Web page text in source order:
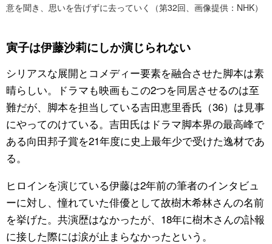
意を聞き、思いを告げずに去っていく（第32回、画像提供：NHK）
寅子は伊藤沙莉にしか演じられない
シリアスな展開とコメディー要素を融合させた脚本は素
晴らしい。ドラマも映画もこの2つを同居させるのは至
難だが、脚本を担当している吉田恵里香氏（36）は見事
にやってのけている。吉田氏はドラマ脚本界の最高峰で
ある向田邦子賞を21年度に史上最年少で受けた逸材であ
る。
ヒロインを演じている伊藤は2年前の筆者のインタビュ
ーに対し、憧れていた俳優として故樹木希林さんの名前
を挙げた。共演歴はなかったが、18年に樹木さんの訃報
に接した際には涙が止まらなかったという。